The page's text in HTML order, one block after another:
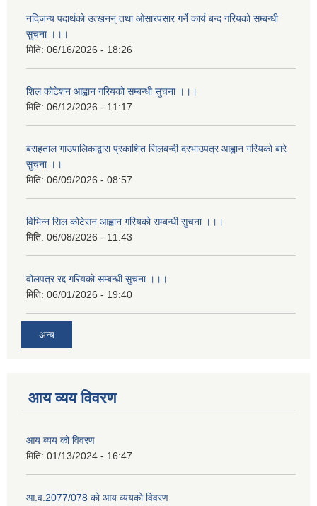
नदिजन्य पदार्थको उत्खनन् तथा ओसारपसार गर्ने कार्य बन्द गरियको सम्बन्धी
सुचना ।।।
मिति: 06/16/2026 - 18:26
शिल कोटेशन आह्वान गरियको सम्बन्धी सुचना ।।।
मिति: 06/12/2026 - 11:17
बराहताल गाउपालिकाद्वारा प्रकाशित सिलबन्दी दरभाउपत्र आह्वान गरियको बारे
सुचना ।।
मिति: 06/09/2026 - 08:57
विभिन्न सिल कोटेसन आह्वान गरियको सम्बन्धी सुचना ।।।
मिति: 06/08/2026 - 11:43
वोलपत्र रद्द गरियको सम्बन्धी सुचना ।।।
मिति: 06/01/2026 - 19:40
अन्य
आय व्यय विवरण
आय ब्यय को विवरण
मिति: 01/13/2024 - 16:47
आ.व.2077/078 को आय व्ययको विवरण